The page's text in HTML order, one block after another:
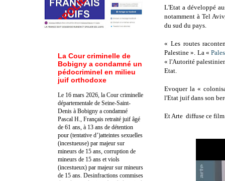
L'Etat a développé
notamment à Tel
du sud du pays.
« Les routes
Palestine ». La «
« l'Autorité
Etat.
Evoquer la «
l'Etat juif dans son
Et Arte diffuse ce
La Cour criminelle de
Bobigny a condamné un
pédocriminel en milieu
juif orthodoxe
Le 16 mars 2026, la Cour criminelle
départementale de Seine-Saint-
Denis à Bobigny a condamné
Pascal H., Français retraité juif âgé
de 61 ans, à 13 ans de détention
pour (tentative d’)atteintes sexuelles
(incestueuse) par majeur sur
mineurs de 15 ans, corruption de
mineurs de 15 ans et viols
(incestueux) par majeur sur mineurs
de 15 ans. Desinfractions commises